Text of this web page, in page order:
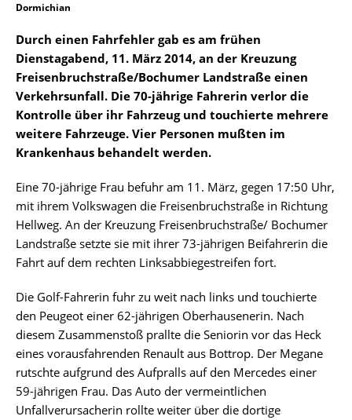
Dormichian
Durch einen Fahrfehler gab es am frühen
Dienstagabend, 11. März 2014, an der Kreuzung
Freisenbruchstraße/Bochumer Landstraße einen
Verkehrsunfall. Die 70-jährige Fahrerin verlor die
Kontrolle über ihr Fahrzeug und touchierte mehrere
weitere Fahrzeuge. Vier Personen mußten im
Krankenhaus behandelt werden.
Eine 70-jährige Frau befuhr am 11. März, gegen 17:50 Uhr,
mit ihrem Volkswagen die Freisenbruchstraße in Richtung
Hellweg. An der Kreuzung Freisenbruchstraße/ Bochumer
Landstraße setzte sie mit ihrer 73-jährigen Beifahrerin die
Fahrt auf dem rechten Linksabbiegestreifen fort.
Die Golf-Fahrerin fuhr zu weit nach links und touchierte
den Peugeot einer 62-jährigen Oberhausenerin. Nach
diesem Zusammenstoß prallte die Seniorin vor das Heck
eines vorausfahrenden Renault aus Bottrop. Der Megane
rutschte aufgrund des Aufpralls auf den Mercedes einer
59-jährigen Frau. Das Auto der vermeintlichen
Unfallverursacherin rollte weiter über die dortige